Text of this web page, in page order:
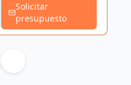
Solicitar
presupuesto